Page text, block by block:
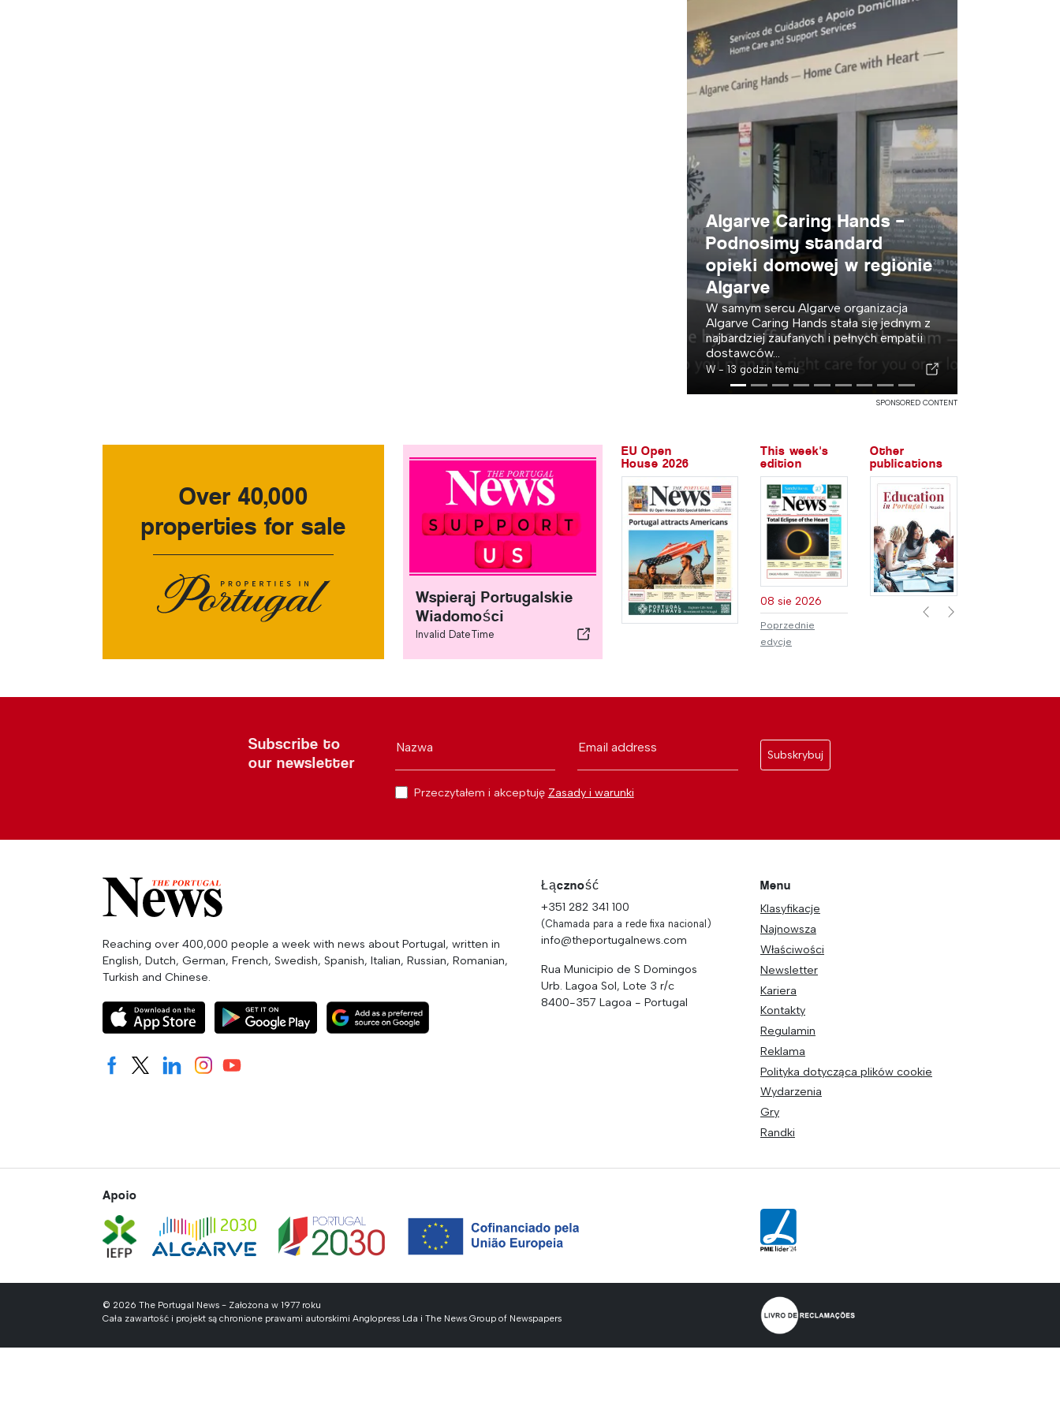
Algarve Caring Hands –
Podnosimy standard
opieki domowej w regionie
Algarve
W samym sercu Algarve organizacja
Algarve Caring Hands stała się jednym z
najbardziej zaufanych i pełnych empatii
dostawców...
W -13 godzin temu
SPONSORED CONTENT
Over 40,000
properties for sale
Wspieraj Portugalskie
Wiadomości
Invalid DateTime
EU Open
House 2026
This week's
edition
08 sie 2026
Poprzednie
edycje
Other
publications
Previous
Next
Subscribe to
our newsletter
Nazwa Email address
Subskrybuj
Przeczytałem i akceptuję Zasady i warunki
Reaching over 400,000 people a week with news about Portugal, written in
English, Dutch, German, French, Swedish, Spanish, Italian, Russian, Romanian,
Turkish and Chinese.
Łączność
+351 282 341 100
(Chamada para a rede fixa nacional)
info@theportugalnews.com
Rua Municipio de S Domingos
Urb. Lagoa Sol, Lote 3 r/c
8400-357 Lagoa - Portugal
Menu
Klasyfikacje
Najnowsza
Właściwości
Newsletter
Kariera
Kontakty
Regulamin
Reklama
Polityka dotycząca plików cookie
Wydarzenia
Gry
Randki
Apoio
© 2026 The Portugal News - Założona w 1977 roku
Cała zawartość i projekt są chronione prawami autorskimi Anglopress Lda i The News Group of Newspapers